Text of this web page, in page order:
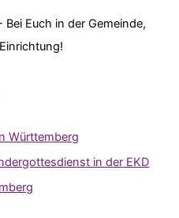
Bei Euch in der Gemeinde,
Württemberg
in der EKD